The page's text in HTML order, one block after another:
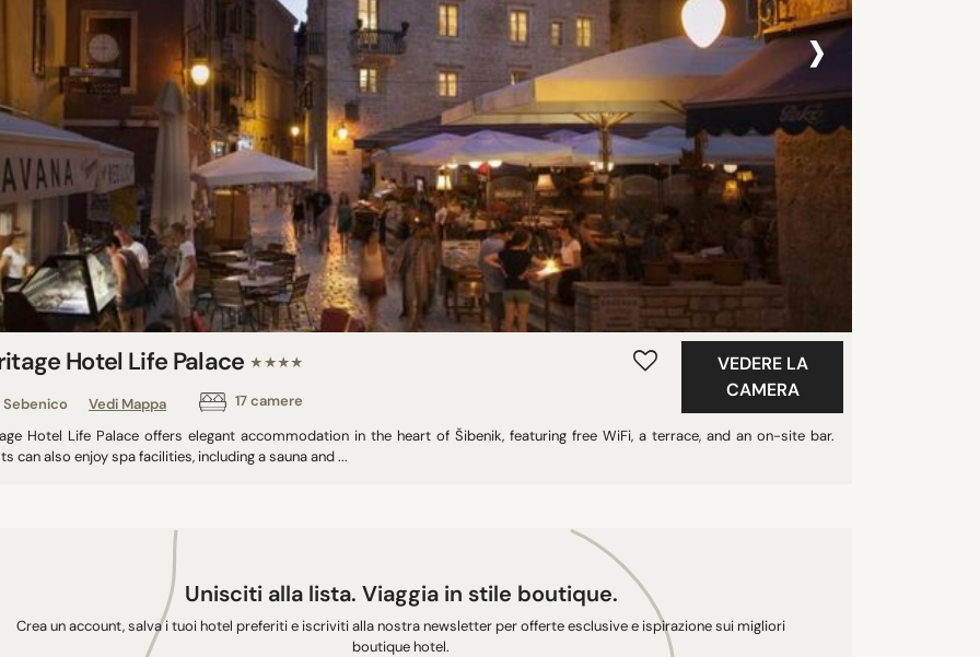
›
Hotel Life Palace ★★★★
Sebenico Vedi Mappa 17 camere
VEDERE LA
CAMERA
Hotel Life Palace offers elegant accommodation in the heart of Šibenik, featuring free WiFi, a terrace, and an on-site bar.
can also enjoy spa facilities, including a sauna and ...
Unisciti alla lista. Viaggia in stile boutique.
Crea un account, salva i tuoi hotel preferiti e iscriviti alla nostra newsletter per offerte esclusive e ispirazione sui migliori
boutique hotel.